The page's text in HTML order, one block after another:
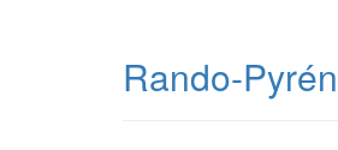
Rando-